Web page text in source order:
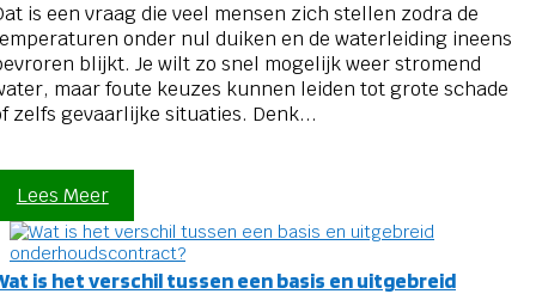
is een vraag die veel mensen zich stellen zodra de
onder nul duiken en de waterleiding ineens
blijkt. Je wilt zo snel mogelijk weer stromend
maar foute keuzes kunnen leiden tot grote schade
zelfs gevaarlijke situaties. Denk...
Lees Meer
is het verschil tussen een basis en uitgebreid